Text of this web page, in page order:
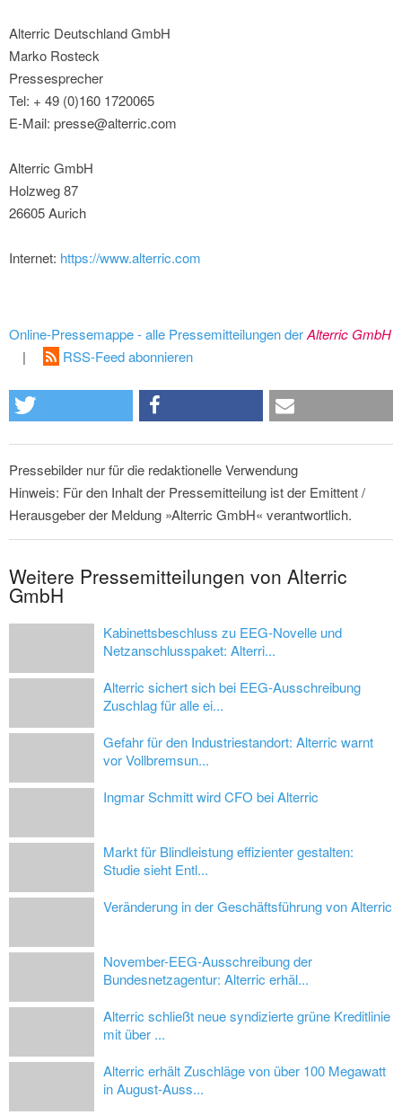
Alterric Deutschland GmbH
Marko Rosteck
Pressesprecher
Tel: + 49 (0)160 1720065
E-Mail: presse@alterric.com
Alterric GmbH
Holzweg 87
26605 Aurich
Internet: https://www.alterric.com
Online-Pressemappe - alle Pressemitteilungen derAlterric GmbH
|
RSS-Feed abonnieren
Pressebilder nur für die redaktionelle Verwendung
Hinweis: Für den Inhalt der Pressemitteilung ist der Emittent /
Herausgeber der Meldung »Alterric GmbH« verantwortlich.
Weitere Pressemitteilungen von Alterric
GmbH
Kabinettsbeschluss zu EEG-Novelle und
Netzanschlusspaket: Alterri...
Alterric sichert sich bei EEG-Ausschreibung
Zuschlag für alle ei...
Gefahr für den Industriestandort: Alterric warnt
vor Vollbremsun...
Ingmar Schmitt wird CFO bei Alterric
Markt für Blindleistung effizienter gestalten:
Studie sieht Entl...
Veränderung in der Geschäftsführung von Alterric
November-EEG-Ausschreibung der
Bundesnetzagentur: Alterric erhäl...
Alterric schließt neue syndizierte grüne Kreditlinie
mit über ...
Alterric erhält Zuschläge von über 100 Megawatt
in August-Auss...